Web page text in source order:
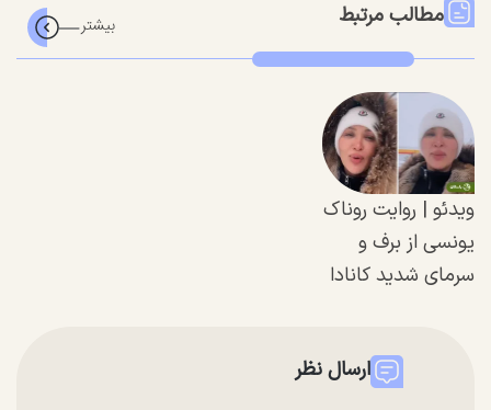
مطالب مرتبط
ویدئو | روایت روناک
یونسی از برف و
سرمای شدید کانادا
ارسال نظر